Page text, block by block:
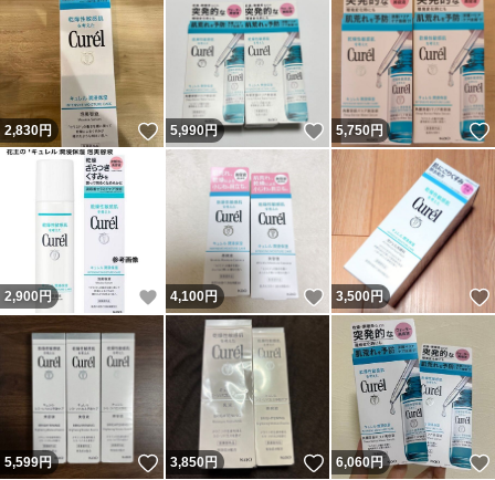
2,830円 いいね！
5,990円 いいね！
5,750円
2,900円 いいね！
4,100円 いいね！
3,500円
5,599円 いいね！
3,850円 いいね！
6,060円